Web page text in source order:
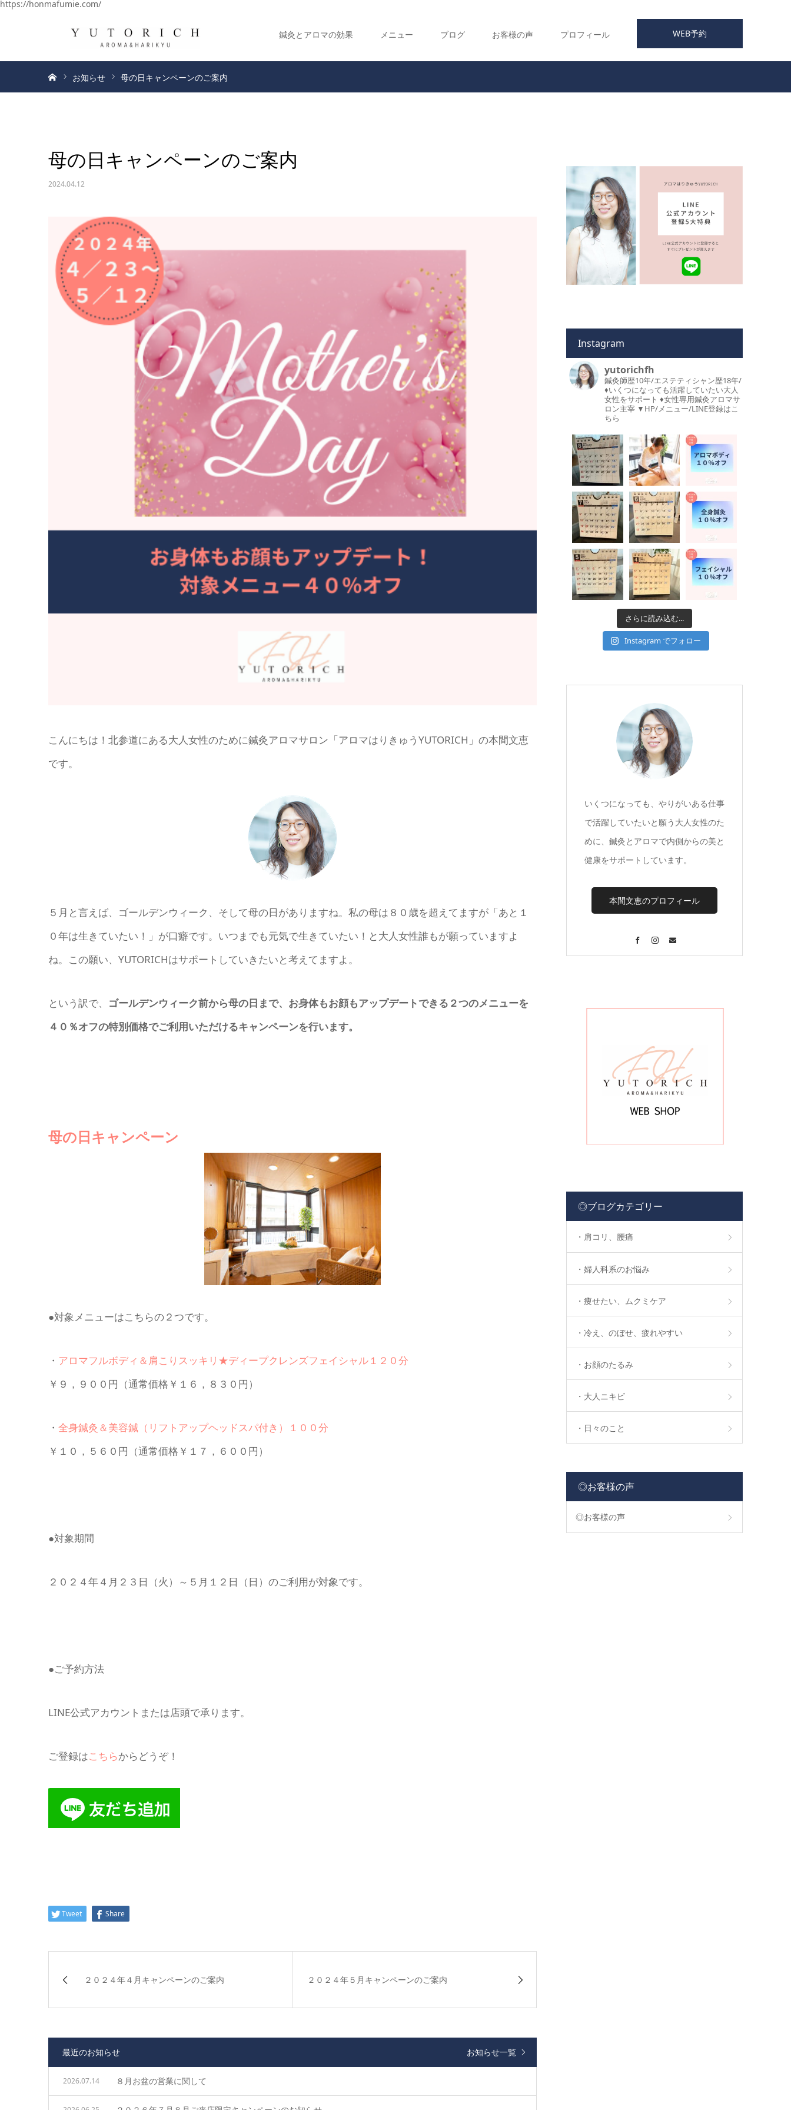
https://honmafumie.com/
WEB予約
鍼灸とアロマの効果 メニュー ブログ お客様の声 プロフィール
お知らせ 母の日キャンペーンのご案内
母の日キャンペーンのご案内
2024.04.12
こんにちは！北参道にある大人女性のために鍼灸アロマサロン「アロマはりきゅうYUTORICH」の本間文恵
です。
５月と言えば、ゴールデンウィーク、そして母の日がありますね。私の母は８０歳を超えてますが「あと１
０年は生きていたい！」が口癖です。いつまでも元気で生きていたい！と大人女性誰もが願っていますよ
ね。この願い、YUTORICHはサポートしていきたいと考えてますよ。
という訳で、 ゴールデンウィーク前から母の日まで、お身体もお顔もアップデートできる２つのメニューを
４０％オフの特別価格でご利用いただけるキャンペーンを行います。
母の日キャンペーン
●対象メニューはこちらの２つです。
・ アロマフルボディ＆肩こりスッキリ★ディープクレンズフェイシャル１２０分
￥９，９００円（通常価格￥１６，８３０円）
・ 全身鍼灸＆美容鍼（リフトアップヘッドスパ付き）１００分
￥１０，５６０円（通常価格￥１７，６００円）
●対象期間
２０２４年４月２３日（火）～５月１２日（日）のご利用が対象です。
●ご予約方法
LINE公式アカウントまたは店頭で承ります。
ご登録はこちらからどうぞ！
Tweet Share
２０２４年４月キャンペーンのご案内 ２０２４年５月キャンペーンのご案内
最近のお知らせ お知らせ一覧
８月お盆の営業に関して
2026.07.14
Instagram
yutorichfh
鍼灸師歴10年/エステティシャン歴18年/
♦︎いくつになっても活躍していたい大人
女性をサポート ♦︎女性専用鍼灸アロマサ
ロン主宰 ▼HP/メニュー/LINE登録はこ
ちら
さらに読み込む...
Instagram でフォロー
いくつになっても、やりがいある仕事
で活躍していたいと願う大人女性のた
めに、鍼灸とアロマで内側からの美と
健康をサポートしています。
本間文恵のプロフィール
Facebook
◎ブログカテゴリー
・肩コリ、腰痛
・婦人科系のお悩み
・痩せたい、ムクミケア
・冷え、のぼせ、疲れやすい
・お顔のたるみ
・大人ニキビ
・日々のこと
◎お客様の声
◎お客様の声